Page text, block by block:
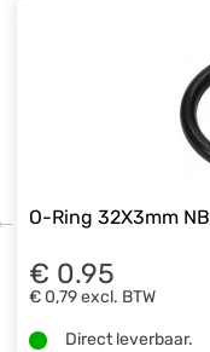
O-Ring 32X3mm
€ 0.95
€ 0,79excl. BTW
Direct leverbaar.